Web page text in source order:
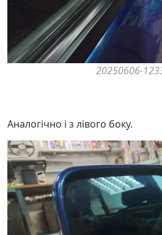
20250606-
Аналогічно і з лівого боку.